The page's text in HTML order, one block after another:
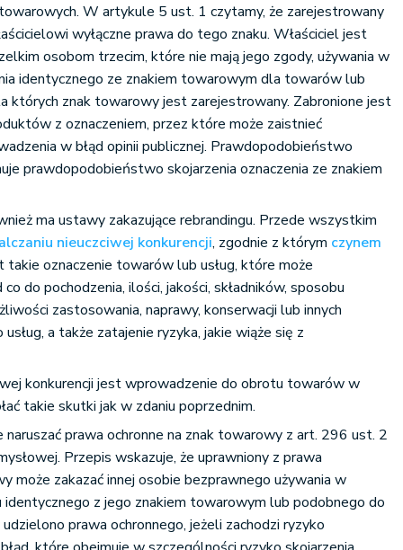
W artykule 5 ust. 1 czytamy, że zarejestrowany
wyłączne prawa do tego znaku. Właściciel jest
osobom trzecim, które nie mają jego zgody, używania w
identycznego ze znakiem towarowym dla towarów lub
których znak towarowy jest zarejestrowany. Zabronione jest
z oznaczeniem, przez które może zaistnieć
w błąd opinii publicznej. Prawdopodobieństwo
prawdopodobieństwo skojarzenia oznaczenia ze znakiem
ma ustawy zakazujące rebrandingu. Przede wszystkim
nieuczciwej konkurencji, zgodnie z którym czynem
oznaczenie towarów lub usług, które może
do pochodzenia, ilości, jakości, składników, sposobu
zastosowania, naprawy, konserwacji lub innych
a także zatajenie ryzyka, jakie wiąże się z
konkurencji jest wprowadzenie do obrotu towarów w
takie skutki jak w zdaniu poprzednim.
prawa ochronne na znak towarowy z art. 296 ust. 2
Przepis wskazuje, że uprawniony z prawa
może zakazać innej osobie bezprawnego używania w
identycznego z jego znakiem towarowym lub podobnego do
prawa ochronnego, jeżeli zachodzi ryzyko